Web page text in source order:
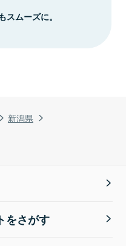
新潟県
ムーズに。
をさがす